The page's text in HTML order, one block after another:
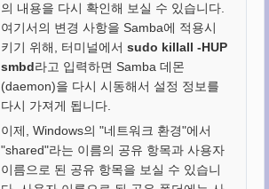
의 내용을 다시 확인해 보실 수 있습니다.
여기서의 변경 사항을 Samba에 적용시
키기 위해, 터미널에서 sudo killall -HUP
smbd라고 입력하면 Samba 데몬
(daemon)을 다시 시동해서 설정 정보를
다시 가져게 됩니다.
이제, Windows의 "네트워크 환경"에서
"shared"라는 이름의 공유 항목과 사용자
이름으로 된 공유 항목을 보실 수 있습니